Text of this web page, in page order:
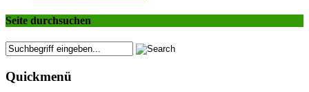
Seite durchsuchen
Quickmenü